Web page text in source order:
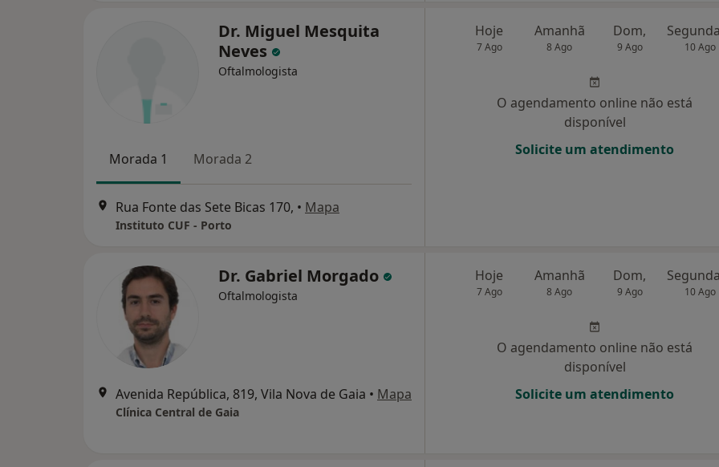
Dr. Miguel Mesquita
Neves
Oftalmologista
Morada 1 Morada 2
Rua Fonte das Sete Bicas 170, • Mapa
Instituto CUF - Porto
Hoje
7 Ago
Amanhã
8 Ago
Dom,
9 Ago 10 Ago
O agendamento online não está
disponível
Solicite um atendimento
Dr. Gabriel Morgado
Oftalmologista
Avenida República, 819, Vila Nova de Gaia • Mapa
Clínica Central de Gaia
Hoje
7 Ago
Amanhã
8 Ago
Dom,
9 Ago 10 Ago
O agendamento online não está
disponível
Solicite um atendimento